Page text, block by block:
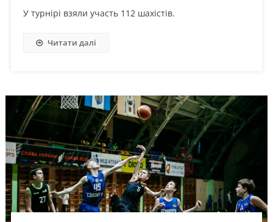
У турнірі взяли участь 112 шахістів.
Читати далі